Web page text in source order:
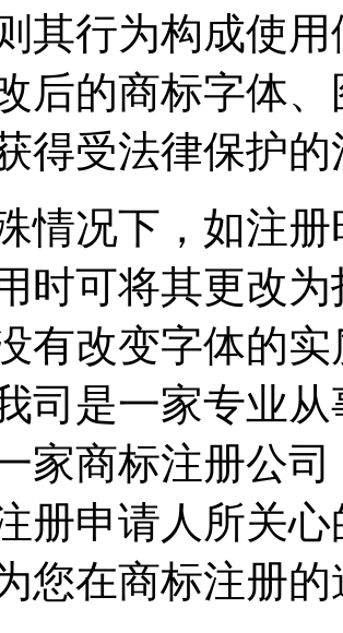
其行为构成使
后的商标字体
得受法律保护
情况下，如注
时可将其更改
有改变字体的
司是一家专业
家商标注册公
册申请人所关
您在商标注册